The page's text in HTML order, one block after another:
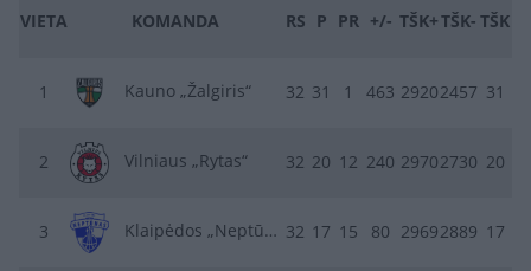
VIETA KOMANDA RS P PR +/- TŠK+TŠK- TŠK
1 Kauno „Žalgiris“ 32 31 1 463 29202457 31
2 Vilniaus „Rytas“ 32 20 12 240 29702730 20
3 Klaipėdos „Neptūnas“ 32 17 15 80 29692889 17